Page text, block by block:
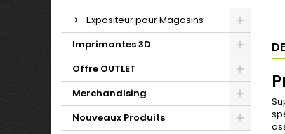
Expositeur pour Magasins
Imprimantes 3D
Offre OUTLET
Merchandising
Nouveaux Produits